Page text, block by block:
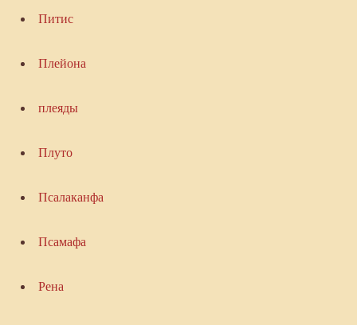
Питис
Плейона
плеяды
Плуто
Псалаканфа
Псамафа
Рена